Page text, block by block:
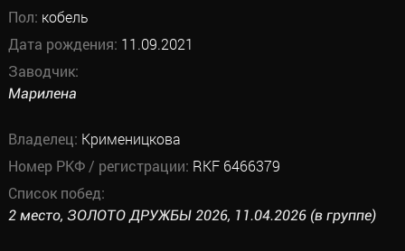
Пол: кобель
Дата рождения: 11.09.2021
Заводчик:
Марилена
Владелец: Крименицкова
Номер РКФ / регистрации: RKF 6466379
Список побед:
2 место, ЗОЛОТО ДРУЖБЫ 2026, 11.04.2026 (в группе)